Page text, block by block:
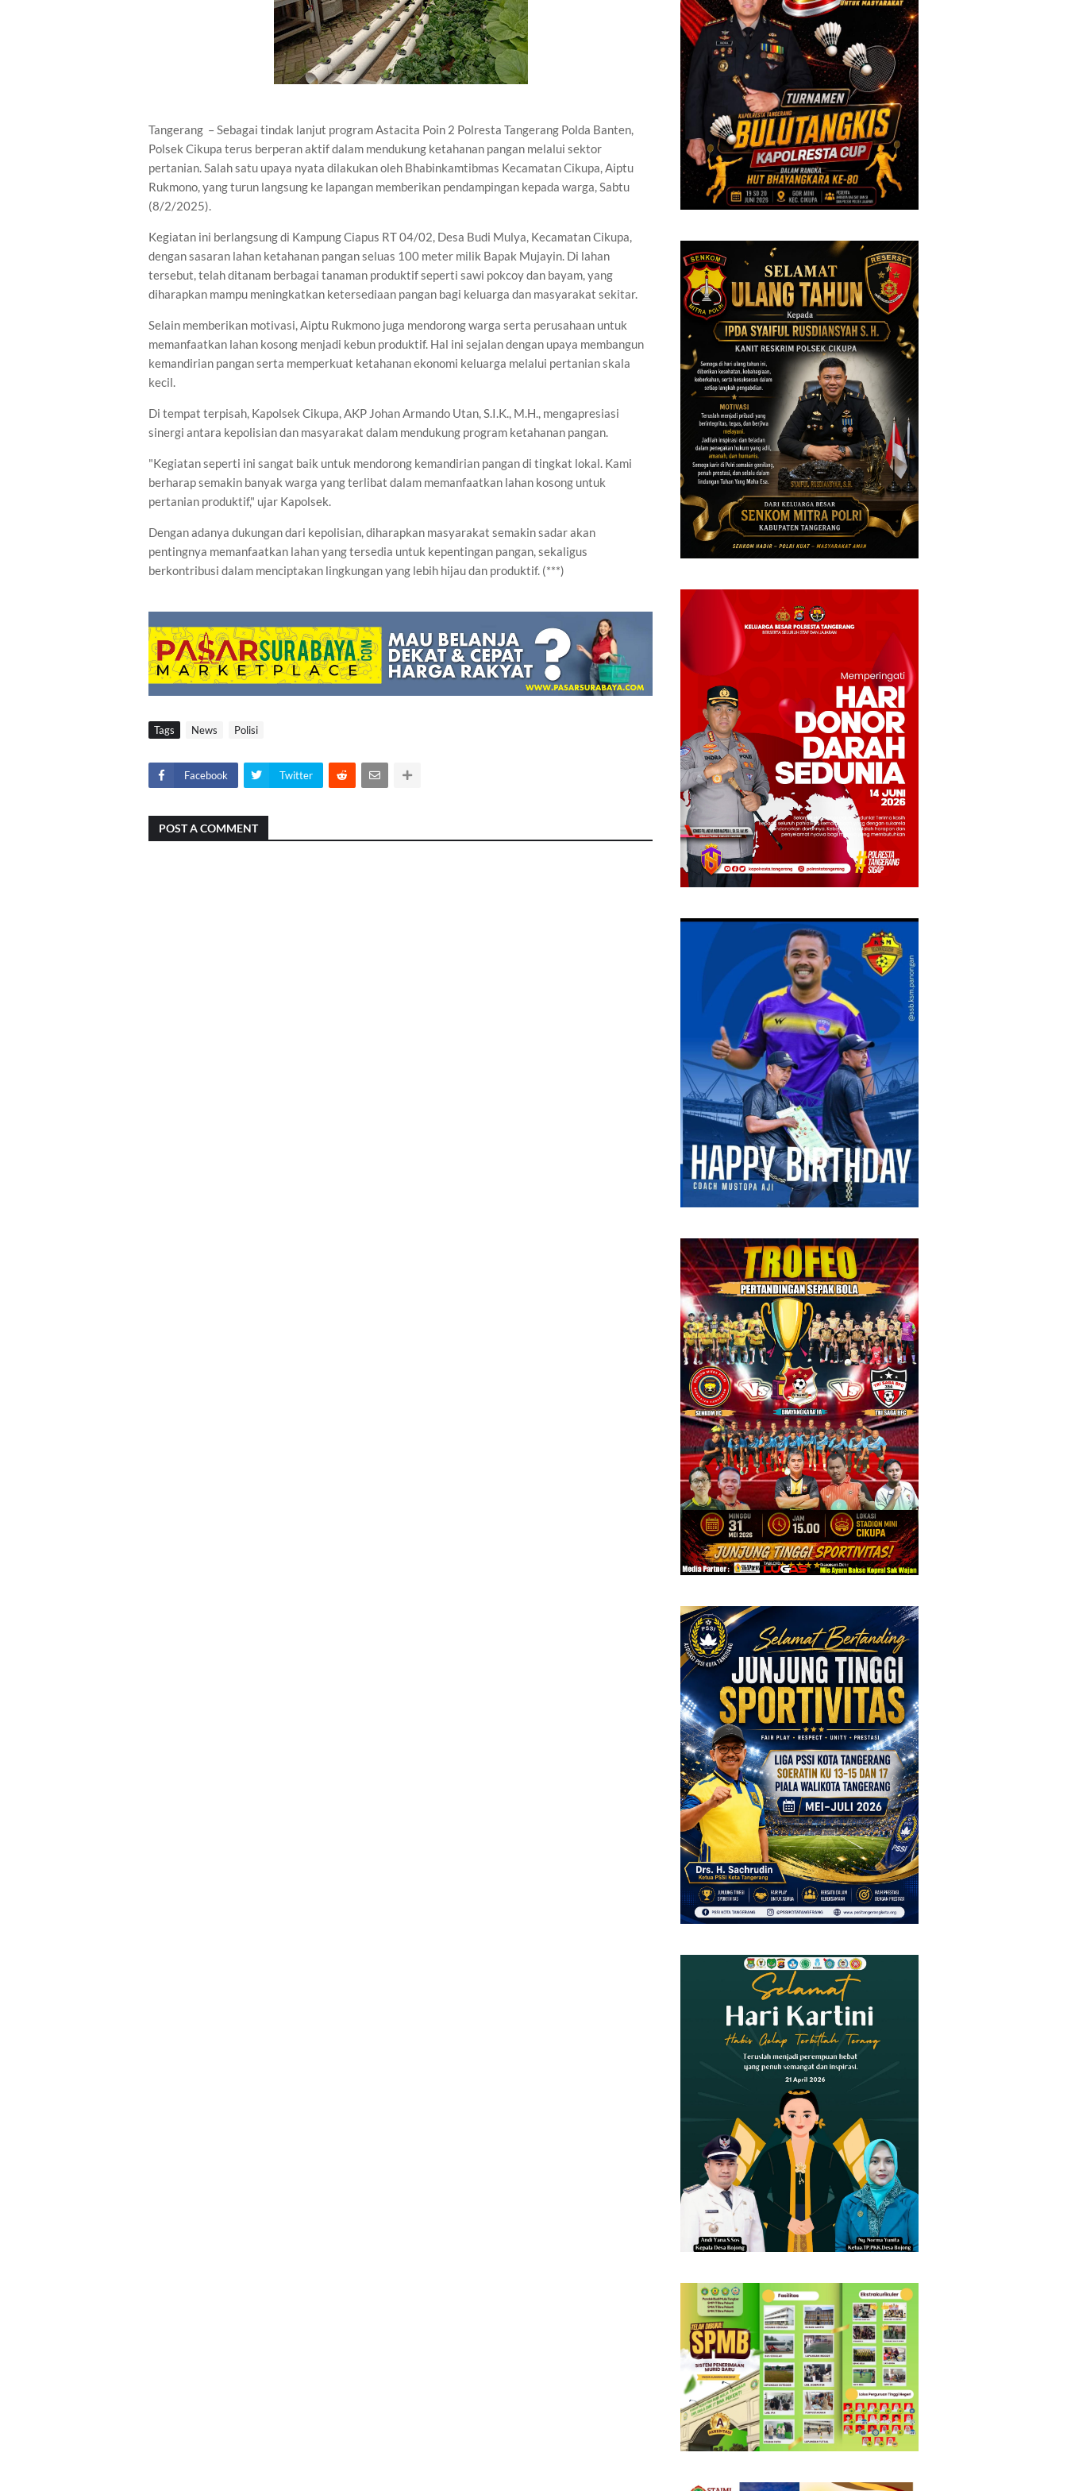
Tangerang – Sebagai tindak lanjut program Astacita Poin 2 Polresta Tangerang Polda Banten,
Polsek Cikupa terus berperan aktif dalam mendukung ketahanan pangan melalui sektor
pertanian. Salah satu upaya nyata dilakukan oleh Bhabinkamtibmas Kecamatan Cikupa, Aiptu
Rukmono, yang turun langsung ke lapangan memberikan pendampingan kepada warga, Sabtu
(8/2/2025).
Kegiatan ini berlangsung di Kampung Ciapus RT 04/02, Desa Budi Mulya, Kecamatan Cikupa,
dengan sasaran lahan ketahanan pangan seluas 100 meter milik Bapak Mujayin. Di lahan
tersebut, telah ditanam berbagai tanaman produktif seperti sawi pokcoy dan bayam, yang
diharapkan mampu meningkatkan ketersediaan pangan bagi keluarga dan masyarakat sekitar.
Selain memberikan motivasi, Aiptu Rukmono juga mendorong warga serta perusahaan untuk
memanfaatkan lahan kosong menjadi kebun produktif. Hal ini sejalan dengan upaya membangun
kemandirian pangan serta memperkuat ketahanan ekonomi keluarga melalui pertanian skala
kecil.
Di tempat terpisah, Kapolsek Cikupa, AKP Johan Armando Utan, S.I.K., M.H., mengapresiasi
sinergi antara kepolisian dan masyarakat dalam mendukung program ketahanan pangan.
"Kegiatan seperti ini sangat baik untuk mendorong kemandirian pangan di tingkat lokal. Kami
berharap semakin banyak warga yang terlibat dalam memanfaatkan lahan kosong untuk
pertanian produktif," ujar Kapolsek.
Dengan adanya dukungan dari kepolisian, diharapkan masyarakat semakin sadar akan
pentingnya memanfaatkan lahan yang tersedia untuk kepentingan pangan, sekaligus
berkontribusi dalam menciptakan lingkungan yang lebih hijau dan produktif. (***)
Tags News Polisi
Facebook Twitter
POST A COMMENT